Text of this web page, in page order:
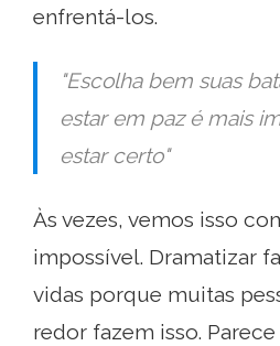
enfrentá-los.
"Escolha bem suas
estar em paz é mais
estar certo"
Às vezes, vemos isso
impossível. Dramatizar
vidas porque muitas
redor fazem isso.